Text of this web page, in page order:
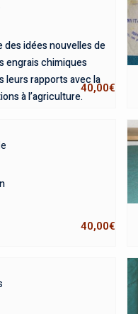
des idées nouvelles de
engrais chimiques
leurs rapports avec la
à l’agriculture.
40,00€
40,00€